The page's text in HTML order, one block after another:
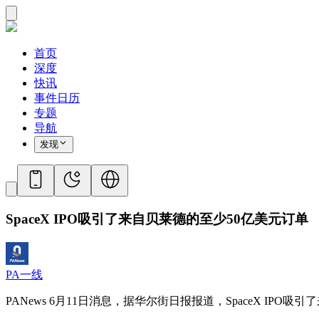
首页
深度
快讯
事件日历
专题
导航
发现
SpaceX IPO吸引了来自贝莱德的至少50亿美元订单
PA一线
PANews 6月11日消息，据华尔街日报报道，SpaceX IPO吸